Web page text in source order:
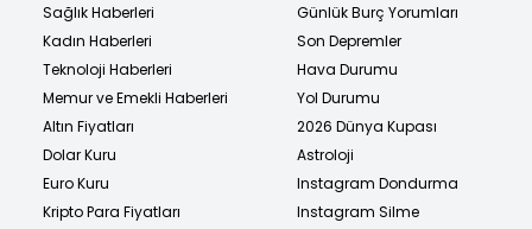
Sağlık Haberleri
Kadın Haberleri
Teknoloji Haberleri
Memur ve Emekli Haberleri
Altın Fiyatları
Dolar Kuru
Euro Kuru
Kripto Para Fiyatları
Günlük Burç Yorumları
Son Depremler
Hava Durumu
Yol Durumu
2026 Dünya Kupası
Astroloji
Instagram Dondurma
Instagram Silme